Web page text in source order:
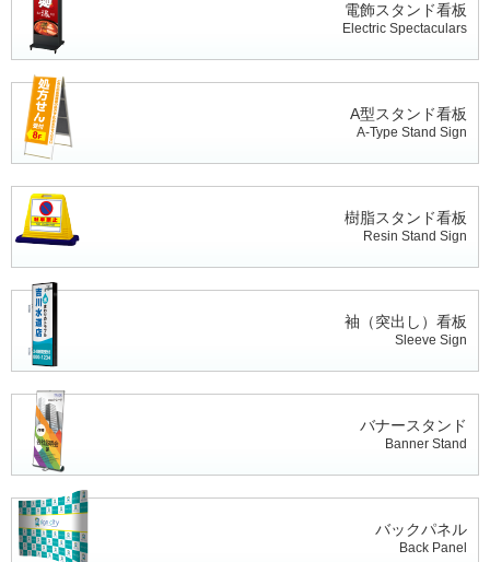
電飾スタンド看板
Electric Spectaculars
A型スタンド看板
A-Type Stand Sign
樹脂スタンド看板
Resin Stand Sign
袖（突出し）看板
Sleeve Sign
バナースタンド
Banner Stand
バックパネル
Back Panel